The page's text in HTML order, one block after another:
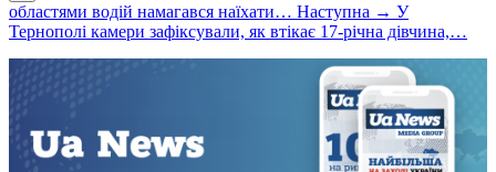
областями водій намагався наїхати… Наступна → У
Тернополі камери зафіксували, як втікає 17-річна дівчина,…